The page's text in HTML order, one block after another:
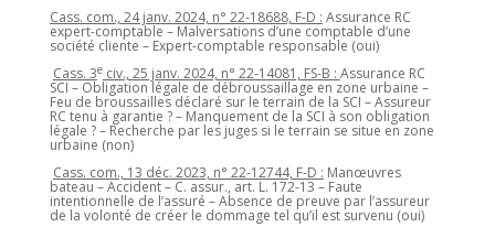
Cass. com., 24 janv. 2024, n° 22-18688, F-D : Assurance RC
expert-comptable – Malversations d’une comptable d’une
société cliente – Expert-comptable responsable (oui)
Cass. 3eciv., 25 janv. 2024, n° 22-14081, FS-B : Assurance RC
SCI – Obligation légale de débroussaillage en zone urbaine –
Feu de broussailles déclaré sur le terrain de la SCI – Assureur
RC tenu à garantie ? – Manquement de la SCI à son obligation
légale ? – Recherche par les juges si le terrain se situe en zone
urbaine (non)
Cass. com., 13 déc. 2023, n° 22-12744, F-D : Manœuvres
bateau – Accident – C. assur., art. L. 172-13 – Faute
intentionnelle de l’assuré – Absence de preuve par l’assureur
de la volonté de créer le dommage tel qu’il est survenu (oui)